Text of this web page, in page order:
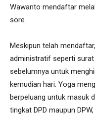
Wawanto mendaftar
sore.
Meskipun telah
administratif seperti surat
sebelumnya untuk
kemudian hari. Yoga
berpeluang untuk masuk
tingkat DPD maupun